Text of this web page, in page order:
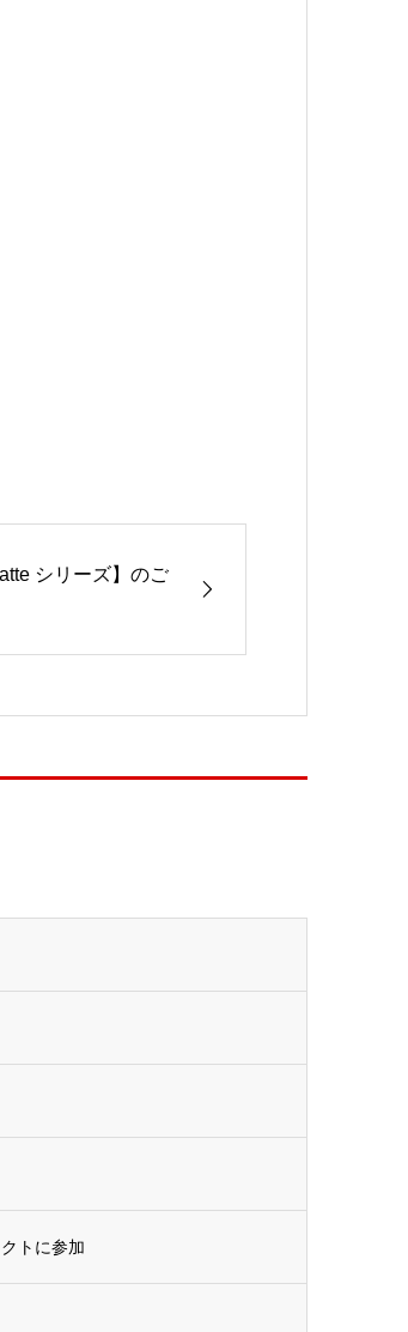
シリーズ】のご
トに参加